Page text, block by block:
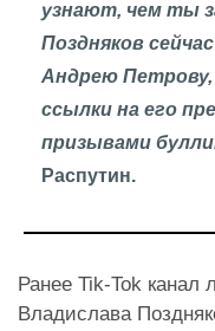
узнают, чем ты
Поздняков
Андрею Петрову,
ссылки на его
призывами
Распутин.
Ранее Tik-Tok канал
Владислава